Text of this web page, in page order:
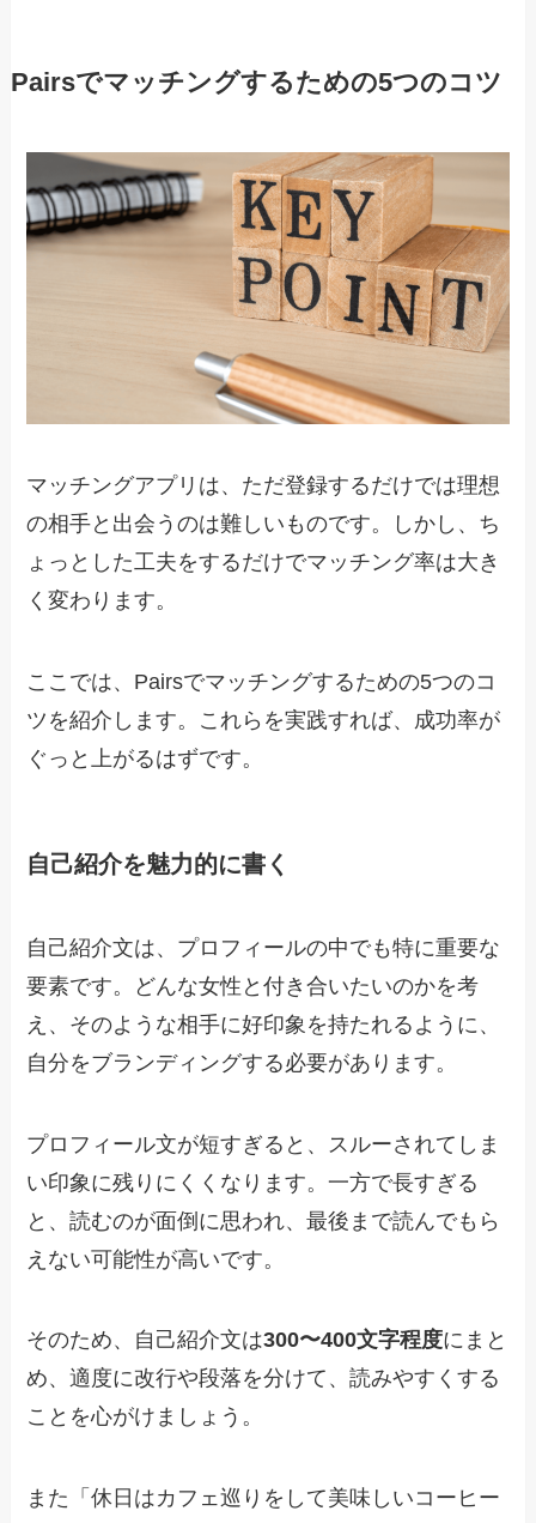
Pairsでマッチングするための5つのコツ
マッチングアプリは、ただ登録するだけでは理想
の相手と出会うのは難しいものです。しかし、ち
ょっとした工夫をするだけでマッチング率は大き
く変わります。
ここでは、Pairsでマッチングするための5つのコ
ツを紹介します。これらを実践すれば、成功率が
ぐっと上がるはずです。
自己紹介を魅力的に書く
自己紹介文は、プロフィールの中でも特に重要な
要素です。どんな女性と付き合いたいのかを考
え、そのような相手に好印象を持たれるように、
自分をブランディングする必要があります。
プロフィール文が短すぎると、スルーされてしま
い印象に残りにくくなります。一方で長すぎる
と、読むのが面倒に思われ、最後まで読んでもら
えない可能性が高いです。
そのため、自己紹介文は300〜400文字程度にまと
め、適度に改行や段落を分けて、読みやすくする
ことを心がけましょう。
また「休日はカフェ巡りをして美味しいコーヒー